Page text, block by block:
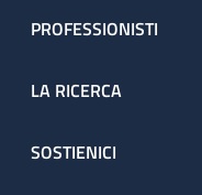
PROFESSIONISTI
LA RICERCA
SOSTIENICI